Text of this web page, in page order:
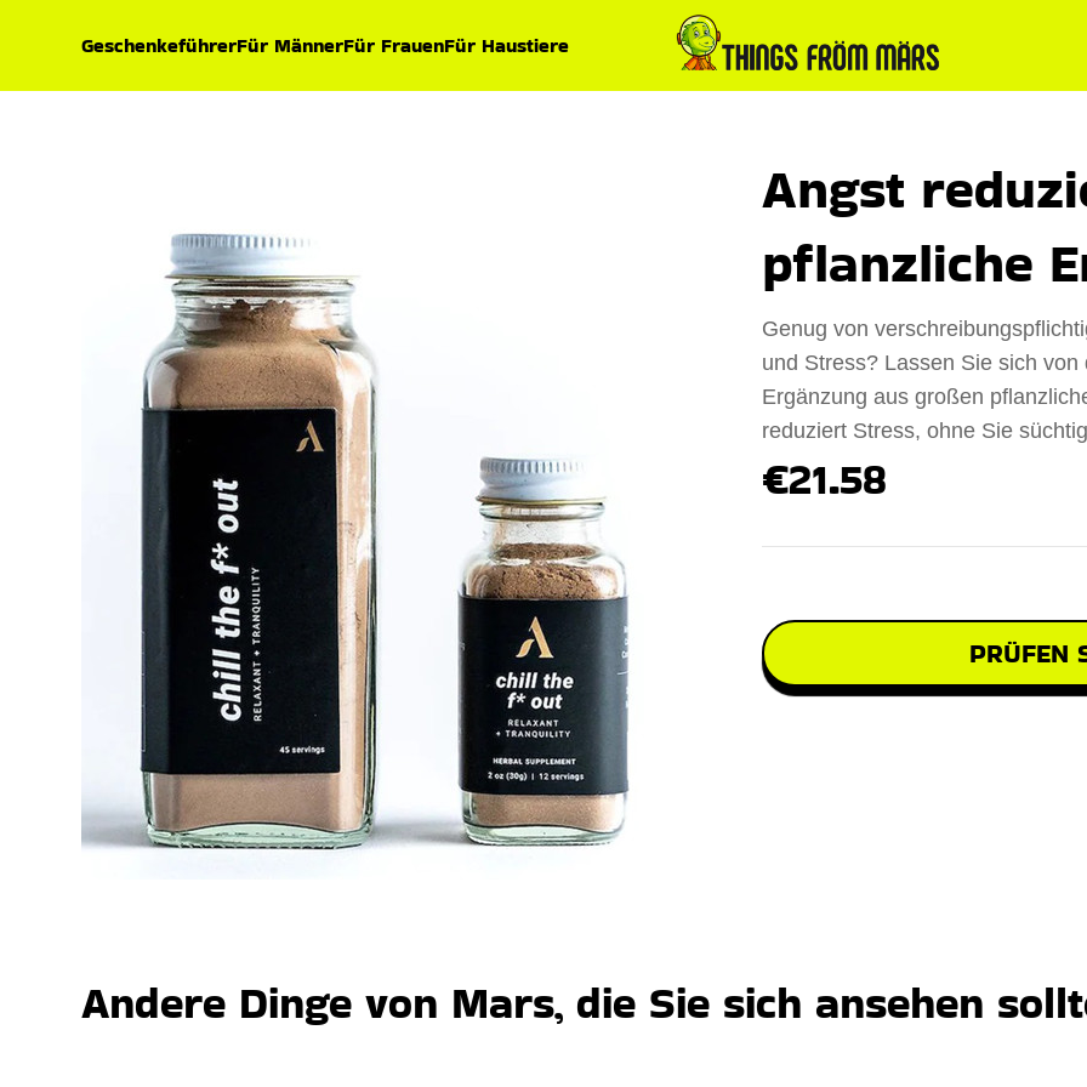
GeschenkeführerFür MännerFür FrauenFür Haustiere
Angst
pflanzliche
Genug von
und Stress? Lassen Sie sich
Ergänzung aus großen
reduziert Stress, ohne Sie
€21.58
PRÜFEN
Andere Dinge von Mars, die Sie sich ansehen